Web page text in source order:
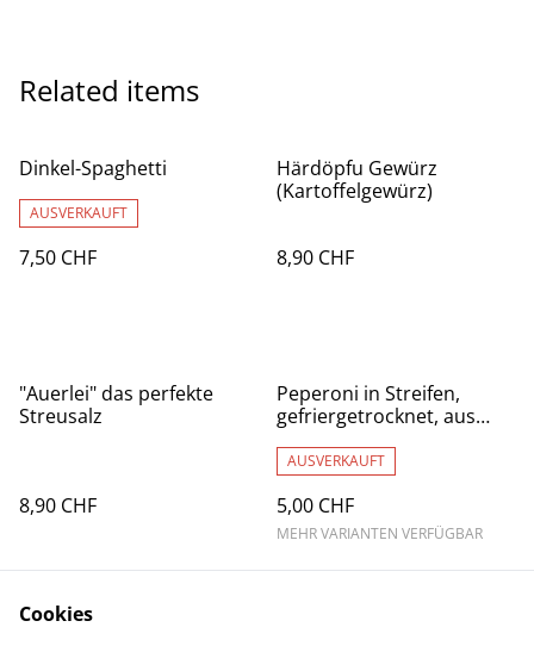
Related items
Dinkel-Spaghetti
AUSVERKAUFT
7,50 CHF
Härdöpfu Gewürz
(Kartoffelgewürz)
8,90 CHF
"Auerlei" das perfekte
Streusalz
8,90 CHF
Peperoni in Streifen,
gefriergetrocknet, aus
AUSVERKAUFT
5,00 CHF
MEHR VARIANTEN VERFÜGBAR
Cookies